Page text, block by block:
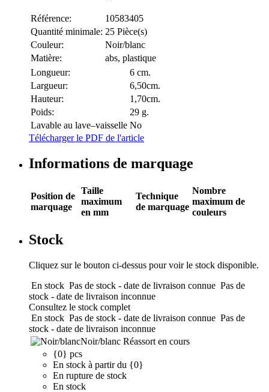
Référence:
10583405
Quantité minimale: 25 Pièce(s)
Couleur:
Noir/blanc
Matière:
abs, plastique
Longueur:
6 cm.
Largueur:
6,50cm.
Hauteur:
1,70cm.
Poids:
29 g.
Lavable au lave–vaisselle No
Télécharger le PDF de l'article
Informations de marquage
Position de
marquage
Taille
maximum
en mm
Technique
de marquage
Nombre
maximum de
couleurs
Stock
Cliquez sur le bouton ci-dessus pour voir le stock disponible.
En stock Pas de stock - date de livraison connue Pas de
stock - date de livraison inconnue
Consultez le stock complet
En stock Pas de stock - date de livraison connue Pas de
stock - date de livraison inconnue
Noir/blanc Réassort en cours
{0} pcs
En stock à partir du {0}
En rupture de stock
En stock